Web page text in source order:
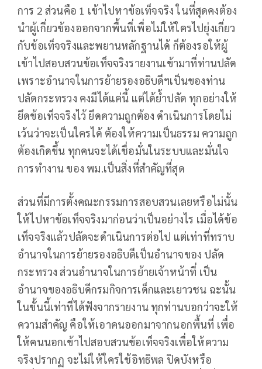
การ 2 ส่วนคือ 1 เข้าไปหาข้อเท็จจริง ในที่สุดคงต้อง
นำผู้เกี่ยวข้องออกจากพื้นที่เพื่อไม่ให้ใครไปยุ่งเกี่ยว
กับข้อเท็จจริงและพยานหลักฐานได้ ก็ต้องรอให้ผู้
เข้าไปสอบสวนข้อเท็จจริงรายงานเข้ามาที่ท่านปลัด
เพราะอำนาจในการย้ายรองอธิบดีฯเป็นของท่าน
ปลัดกระทรวง คงมีได้แค่นี้ แต่ได้ย้ำปลัด ทุกอย่างให้
ยึดข้อเท็จจริงไว้ ยึดความถูกต้อง ดำเนินการโดยไม่
เว้นว่าจะเป็นใครได้ ต้องให้ความเป็นธรรม ความถูก
ต้องเกิดขึ้น ทุกคนจะได้เชื่อมั่นในระบบและมั่นใจ
การทำงาน ของ พม.เป็นสิ่งที่สำคัญที่สุด
ส่วนที่มีการตั้งคณะกรรมการสอบสวนเลยหรือไม่นั้น
ให้ไปหาข้อเท็จจริงมาก่อนว่าเป็นอย่างไร เมื่อได้ข้อ
เท็จจริงแล้วปลัดจะดำเนินการต่อไป แต่เท่าที่ทราบ
อำนาจในการย้ายรองอธิบดีเป็นอำนาจของ ปลัด
กระทรวง ส่วนอำนาจในการย้ายเจ้าหน้าที่ เป็น
อำนาจของอธิบดีกรมกิจการเด็กและเยาวชน ฉะนั้น
ในขั้นนี้เท่าที่ได้ฟังจากรายงาน ทุกท่านบอกว่าจะให้
ความสำคัญ คือให้เอาคนออกมาจากนอกพื้นที่ เพื่อ
ให้คนนอกเข้าไปสอบสวนข้อเท็จจริงเพื่อให้ความ
จริงปรากฏ จะไม่ให้ใครใช้อิทธิพล ปิดบังหรือ